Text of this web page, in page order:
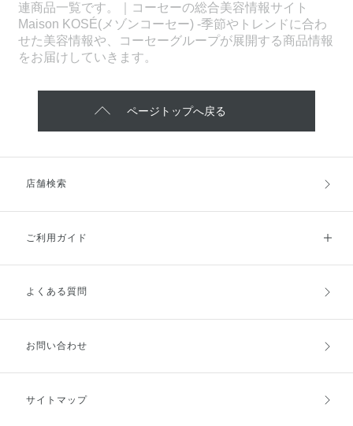
連商品一覧です。｜コーセーの総合美容情報サイト
Maison KOSÉ(メゾンコーセー) -季節やトレンドに合わ
せた美容情報や、コーセーグループが展開する商品情報
をお届けしていきます。
ページトップへ戻る
店舗検索
ご利用ガイド
ご利用ガイドトップ
お支払方法
キャンセル・返品・交換
よくある質問
お問い合わせ
サイトマップ